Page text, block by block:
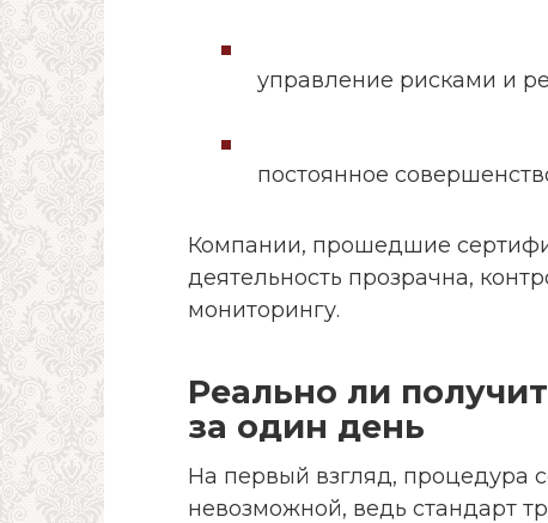
управление рисками и
постоянное
Компании, прошедшие
деятельность прозрачна,
мониторингу.
Реально ли
за один день
На первый взгляд, процедура
невозможной, ведь стандарт